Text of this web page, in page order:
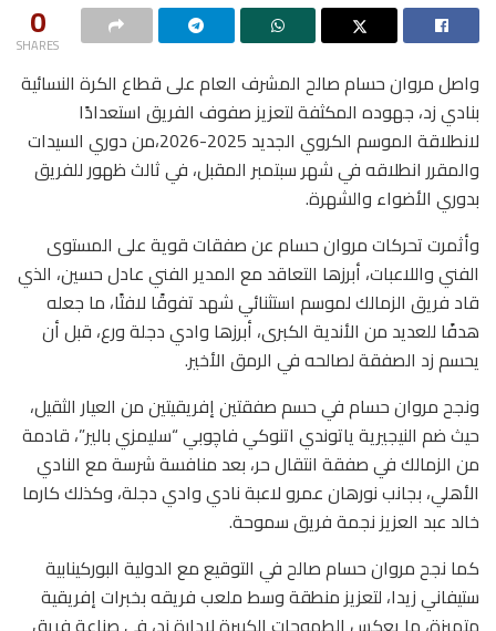
0
SHARES
واصل مروان حسام صالح المشرف العام على قطاع الكرة النسائية
بنادي زد، جهوده المكثفة لتعزيز صفوف الفريق استعدادًا
لانطلاقة الموسم الكروي الجديد 2025-2026،من دوري السيدات
والمقرر انطلاقه في شهر سبتمبر المقبل، في ثالث ظهور للفريق
بدوري الأضواء والشهرة.
وأثمرت تحركات مروان حسام عن صفقات قوية على المستوى
الفني واللاعبات، أبرزها التعاقد مع المدير الفني عادل حسين، الذي
قاد فريق الزمالك لموسم استثنائي شهد تفوقًا لافتًا، ما جعله
هدفًا للعديد من الأندية الكبرى، أبرزها وادي دجلة ورع، قبل أن
يحسم زد الصفقة لصالحه في الرمق الأخير.
ونجح مروان حسام في حسم صفقتين إفريقيتين من العيار الثقيل،
حيث ضم النيجيرية ياتوندي اتنوكي فاچوبي “سليمزي بالير”، قادمة
من الزمالك في صفقة انتقال حر، بعد منافسة شرسة مع النادي
الأهلي، بجانب نورهان عمرو لاعبة نادي وادي دجلة، وكذلك كارما
خالد عبد العزيز نجمة فريق سموحة.
كما نجح مروان حسام صالح في التوقيع مع الدولية البوركينابية
ستيفاني زيدا، لتعزيز منطقة وسط ملعب فريقه بخبرات إفريقية